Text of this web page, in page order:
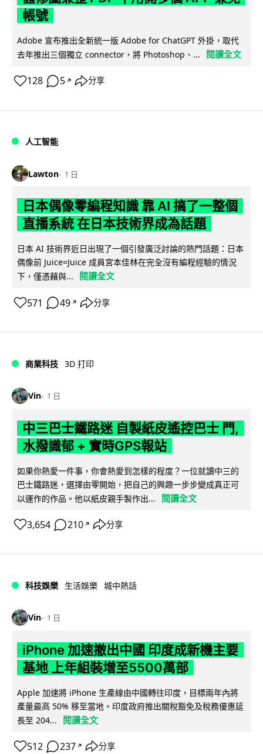
帳號
Adobe 宣布推出全新統一版 Adobe for ChatGPT 外掛，取代
去年推出三個獨立 connector，將 Photoshop、...
閱讀全文
128 5 ↗ 分享
人工智能
Lawton 1 日
日本偶像零編程知識 靠 AI 搞了一整個
直播系統 在日本技術界成為話題
日本 AI 技術界近日出現了一個引發廣泛討論的熱門話題：日本
偶像前 Juice=Juice 成員宮本佳林在完全沒有編程經驗的情況
下，僅憑藉與...
閱讀全文
571 49 ↗ 分享
商業科技 3D 打印
Vin 1 日
中三巴士鐵路迷 自製紙皮遙控巴士 門,
水撥識郁 + 實時GPS報站
如果你熱愛一件事，你會熱愛到怎樣的程度？一位就讀中三的
巴士鐵路迷，選擇由零開始，把自己的興趣一步步變成真正可
以運作的作品。他以紙皮親手製作出...
閱讀全文
3,654 210 ↗ 分享
科技娛樂 生活娛樂 城中熱話
Vin 1 日
iPhone 加速撤出中國 印度成新機主要
基地 上年組裝增至5500萬部
Apple 加速將 iPhone 生產線由中國轉往印度，目標兩年內將
產量最高 50% 移至當地。印度政府推出關稅豁免及稅務優惠延
長至 204...
閱讀全文
512 237 ↗ 分享